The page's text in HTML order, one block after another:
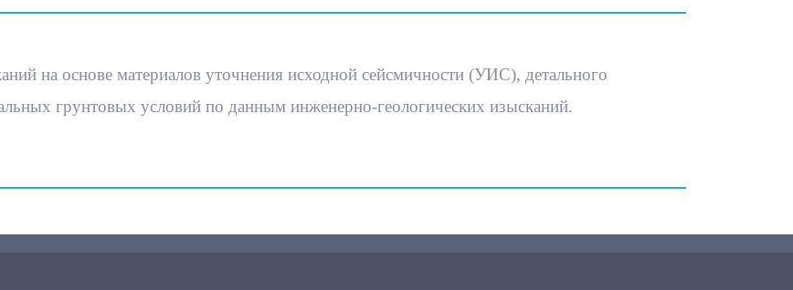
на основе материалов уточнения исходной сейсмичности (УИС), детального
грунтовых условий по данным инженерно-геологических изысканий.